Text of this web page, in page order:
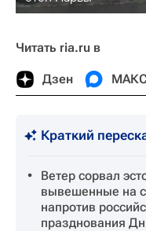
Читать ria.ru в
Дзен
Краткий
Ветер сорвал
вывешенные на
напротив
празднования